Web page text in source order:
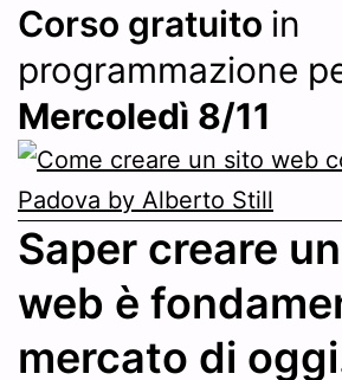
Corso gratuito in
programmazione
Mercoledì 8/11
Saper creare
web è
mercato di